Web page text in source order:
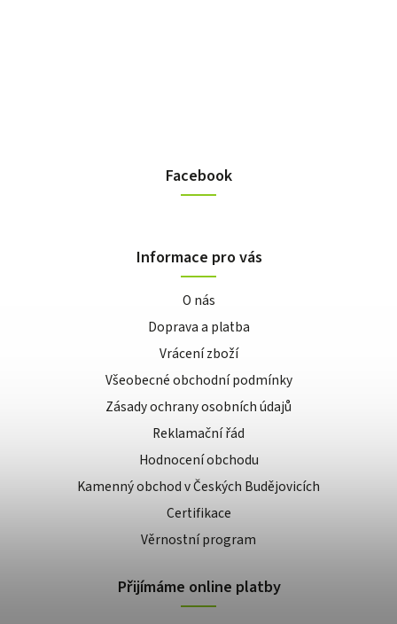
Facebook
Informace pro vás
O nás
Doprava a platba
Vrácení zboží
Všeobecné obchodní podmínky
Zásady ochrany osobních údajů
Reklamační řád
Hodnocení obchodu
Kamenný obchod v Českých Budějovicích
Certifikace
Věrnostní program
Přijímáme online platby